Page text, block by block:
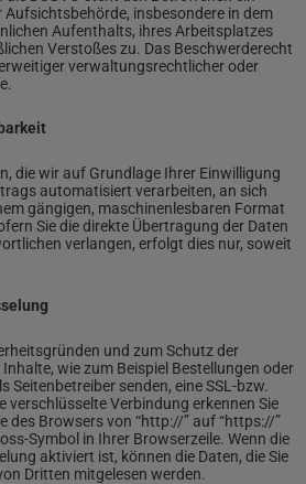
Aufsichtsbehörde, insbesondere in dem
Aufenthalts, ihres Arbeitsplatzes
Verstoßes zu. Das Beschwerderecht
verwaltungsrechtlicher oder
die wir auf Grundlage Ihrer Einwilligung
automatisiert verarbeiten, an sich
gängigen, maschinenlesbaren Format
Sie die direkte Übertragung der Daten
verlangen, erfolgt dies nur, soweit
und zum Schutz der
wie zum Beispiel Bestellungen oder
Seitenbetreiber senden, eine SSL-bzw.
verschlüsselte Verbindung erkennen Sie
des Browsers von “http://” auf “https://”
Symbol in Ihrer Browserzeile. Wenn die
aktiviert ist, können die Daten, die Sie
Dritten mitgelesen werden.